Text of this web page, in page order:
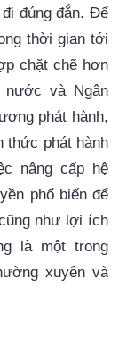
đúng đắn. Để
thời gian tới
chặt chẽ hơn
và Ngân
phát hành,
thức phát hành
nâng cấp hệ
phổ biến để
như lợi ích
là một trong
xuyên và